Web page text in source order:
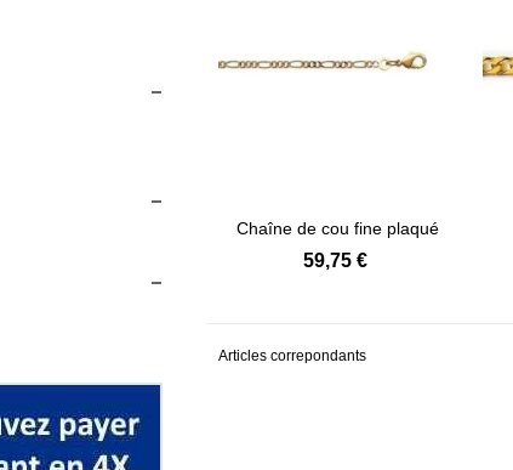
Afficher détails
Chaîne de cou fine plaqué
or...
59,75 €
Articles correpondants